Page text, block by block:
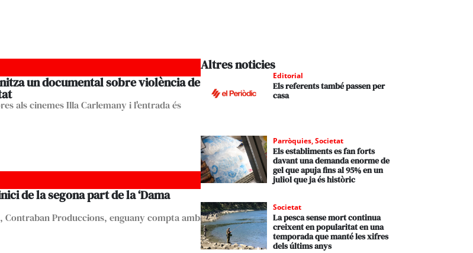
un documental sobre violència de
als cinemes Illa Carlemany i l'entrada és
de la segona part de la ‘Dama
Contraban Produccions, enguany compta amb
Altres noticies
Editorial
Els referents també passen per
casa
Parròquies,Societat
Els establiments es fan forts
davant una demanda enorme de
gel que apuja fins al 95% en un
juliol que ja és històric
Societat
La pesca sense mort continua
creixent en popularitat en una
temporada que manté les xifres
dels últims anys